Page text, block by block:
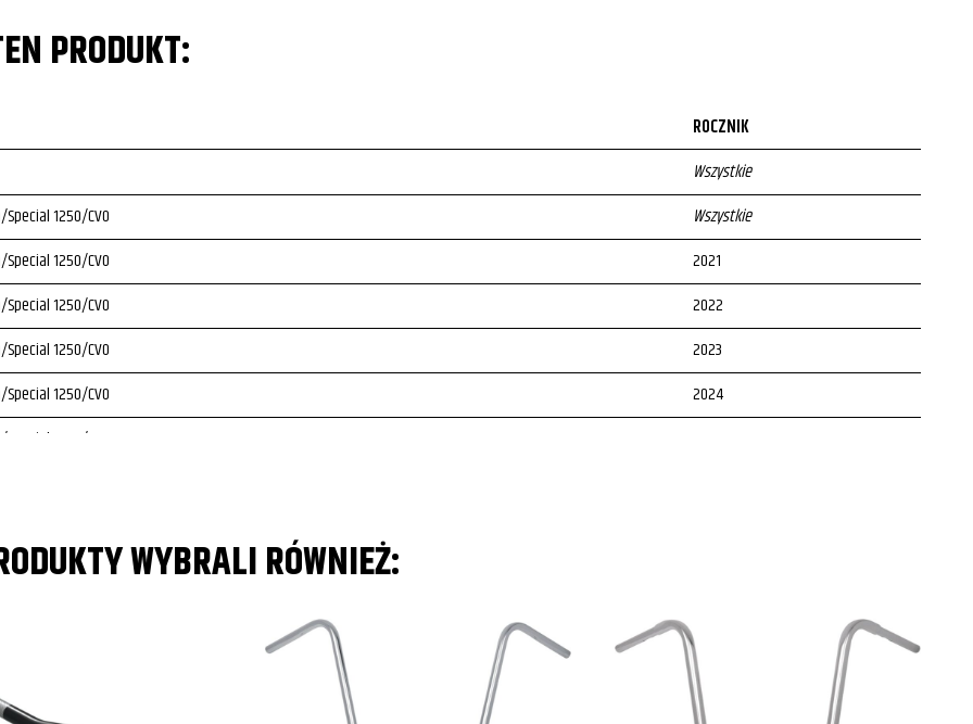
PRODUKT:
ROCZNIK
Wszystkie
1250/CVO
Wszystkie
1250/CVO
2021
1250/CVO
2022
1250/CVO
2023
1250/CVO
2024
1250/CVO
S
S
Wszystkie
2012
WYBRALI RÓWNIEŻ: